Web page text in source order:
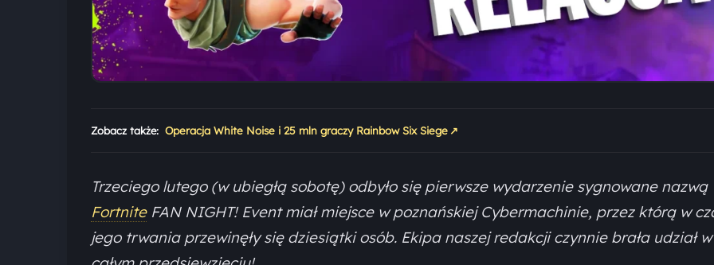
Zobacz także: Operacja White Noise i 25 mln graczy Rainbow Six Siege ↗
Trzeciego lutego (w ubiegłą sobotę) odbyło się pierwsze wydarzenie sygnowane nazwą
FortniteFAN NIGHT! Event miał miejsce w poznańskiej Cybermachinie, przez którą w
jego trwania przewinęły się dziesiątki osób. Ekipa naszej redakcji czynnie brała udział w